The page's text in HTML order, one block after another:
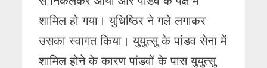
शामिल हो गया। युधिष्ठिर ने गले लगाकर
उसका स्वागत किया। युयुत्सु के पांडव सेना में
शामिल होने के कारण पांडवों के पास युयुत्सु